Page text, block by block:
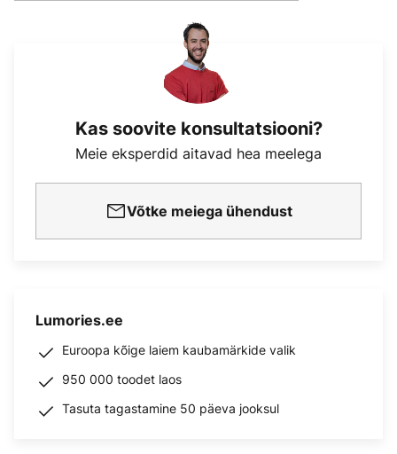
Kas soovite konsultatsiooni?
Meie eksperdid aitavad hea meelega
Võtke meiega ühendust
Lumories.ee
Euroopa kõige laiem kaubamärkide valik
950 000 toodet laos
Tasuta tagastamine 50 päeva jooksul